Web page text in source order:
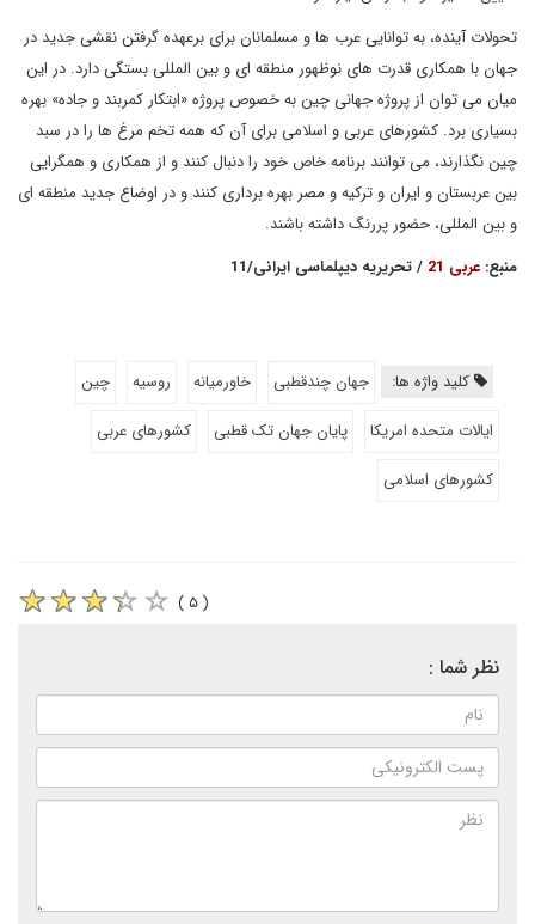
تحولات آینده، به توانایی عرب ها و مسلمانان برای برعهده گرفتن نقشی جدید در
جهان با همکاری قدرت های نوظهور منطقه ای و بین المللی بستگی دارد. در این
میان می توان از پروژه جهانی چین به خصوص پروژه «ابتکار کمربند و جاده» بهره
بسیاری برد. کشورهای عربی و اسلامی برای آن که همه تخم مرغ ها را در سبد
چین نگذارند، می توانند برنامه خاص خود را دنبال کنند و از همکاری و همگرایی
بین عربستان و ایران و ترکیه و مصر بهره برداری کنند و در اوضاع جدید منطقه ای
و بین المللی، حضور پررنگ داشته باشند.
منبع: عربی 21 / تحریریه دیپلماسی ایرانی/11
کلید واژه ها: جهان چندقطبی خاورمیانه روسیه
چین
ایالات متحده امریکا
پایان جهان تک قطبی
کشورهای عربی
کشورهای اسلامی
( ۵ )
نظر شما :